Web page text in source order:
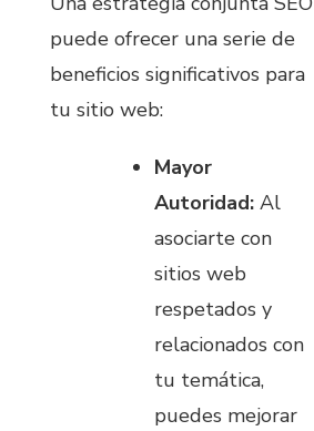
puede ofrecer una serie de
beneficios significativos para
tu sitio web:
Mayor
Autoridad: Al
asociarte con
sitios web
respetados y
relacionados con
tu temática,
puedes mejorar